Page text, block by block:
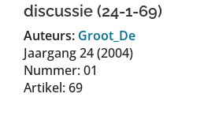
TDT Overzicht
Over Dth
discussie (24-1-69)
Auteurs: Groot_De
Jaargang 24 (2004)
Nummer: 01
Artikel: 69